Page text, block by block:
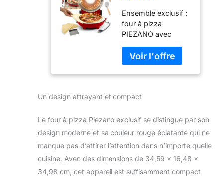
roulette à pizza
+ rouleau à
pâte par
Granitestone,
four à pizza
électrique
d'intérieur
30,5 cm, four à
d'intérieur de
30,5 cm,
chauffe jusqu'à
Ensemble exclusif :
four à pizza
PIEZANO avec
rouleau à pâte par
Granitestone.
L'ensemble
pizza PIEZANO 3
outils dont vous
avez besoin pour
servir des pizzas à
votre famille et vos
amis affamés.
Associez-le avec le
Un design attrayant et compact
Le four à pizza Piezano exclusif se distingue par son
design moderne et sa couleur rouge éclatante qui ne
manque pas d’attirer l’attention dans n’importe quelle
cuisine. Avec des dimensions de 34,59 x 16,48 x
34,98 cm, cet appareil est suffisamment compact